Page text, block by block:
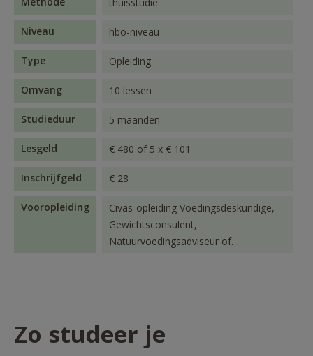
thuisstudie
Niveau hbo-niveau
Type Opleiding
Omvang 10 lessen
Studieduur 5 maanden
Lesgeld € 480 of 5 x € 101
Inschrijfgeld € 28
Vooropleiding
Civas-opleiding Voedingsdeskundige,
Gewichtsconsulent,
Natuurvoedingsadviseur of
Zo studeer je